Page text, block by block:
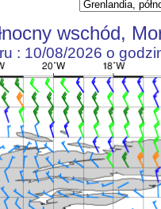
wschód,
: 10/08/2026 o